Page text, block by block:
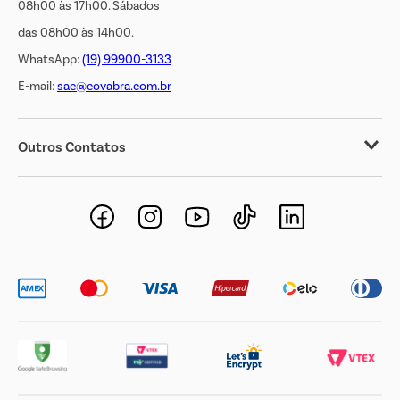
08h00 às 17h00. Sábados
das 08h00 às 14h00.
WhatsApp:(19) 99900-3133
E-mail:sac@covabra.com.br
Outros Contatos
Negócios Imobiliários
Novos Fornecedores